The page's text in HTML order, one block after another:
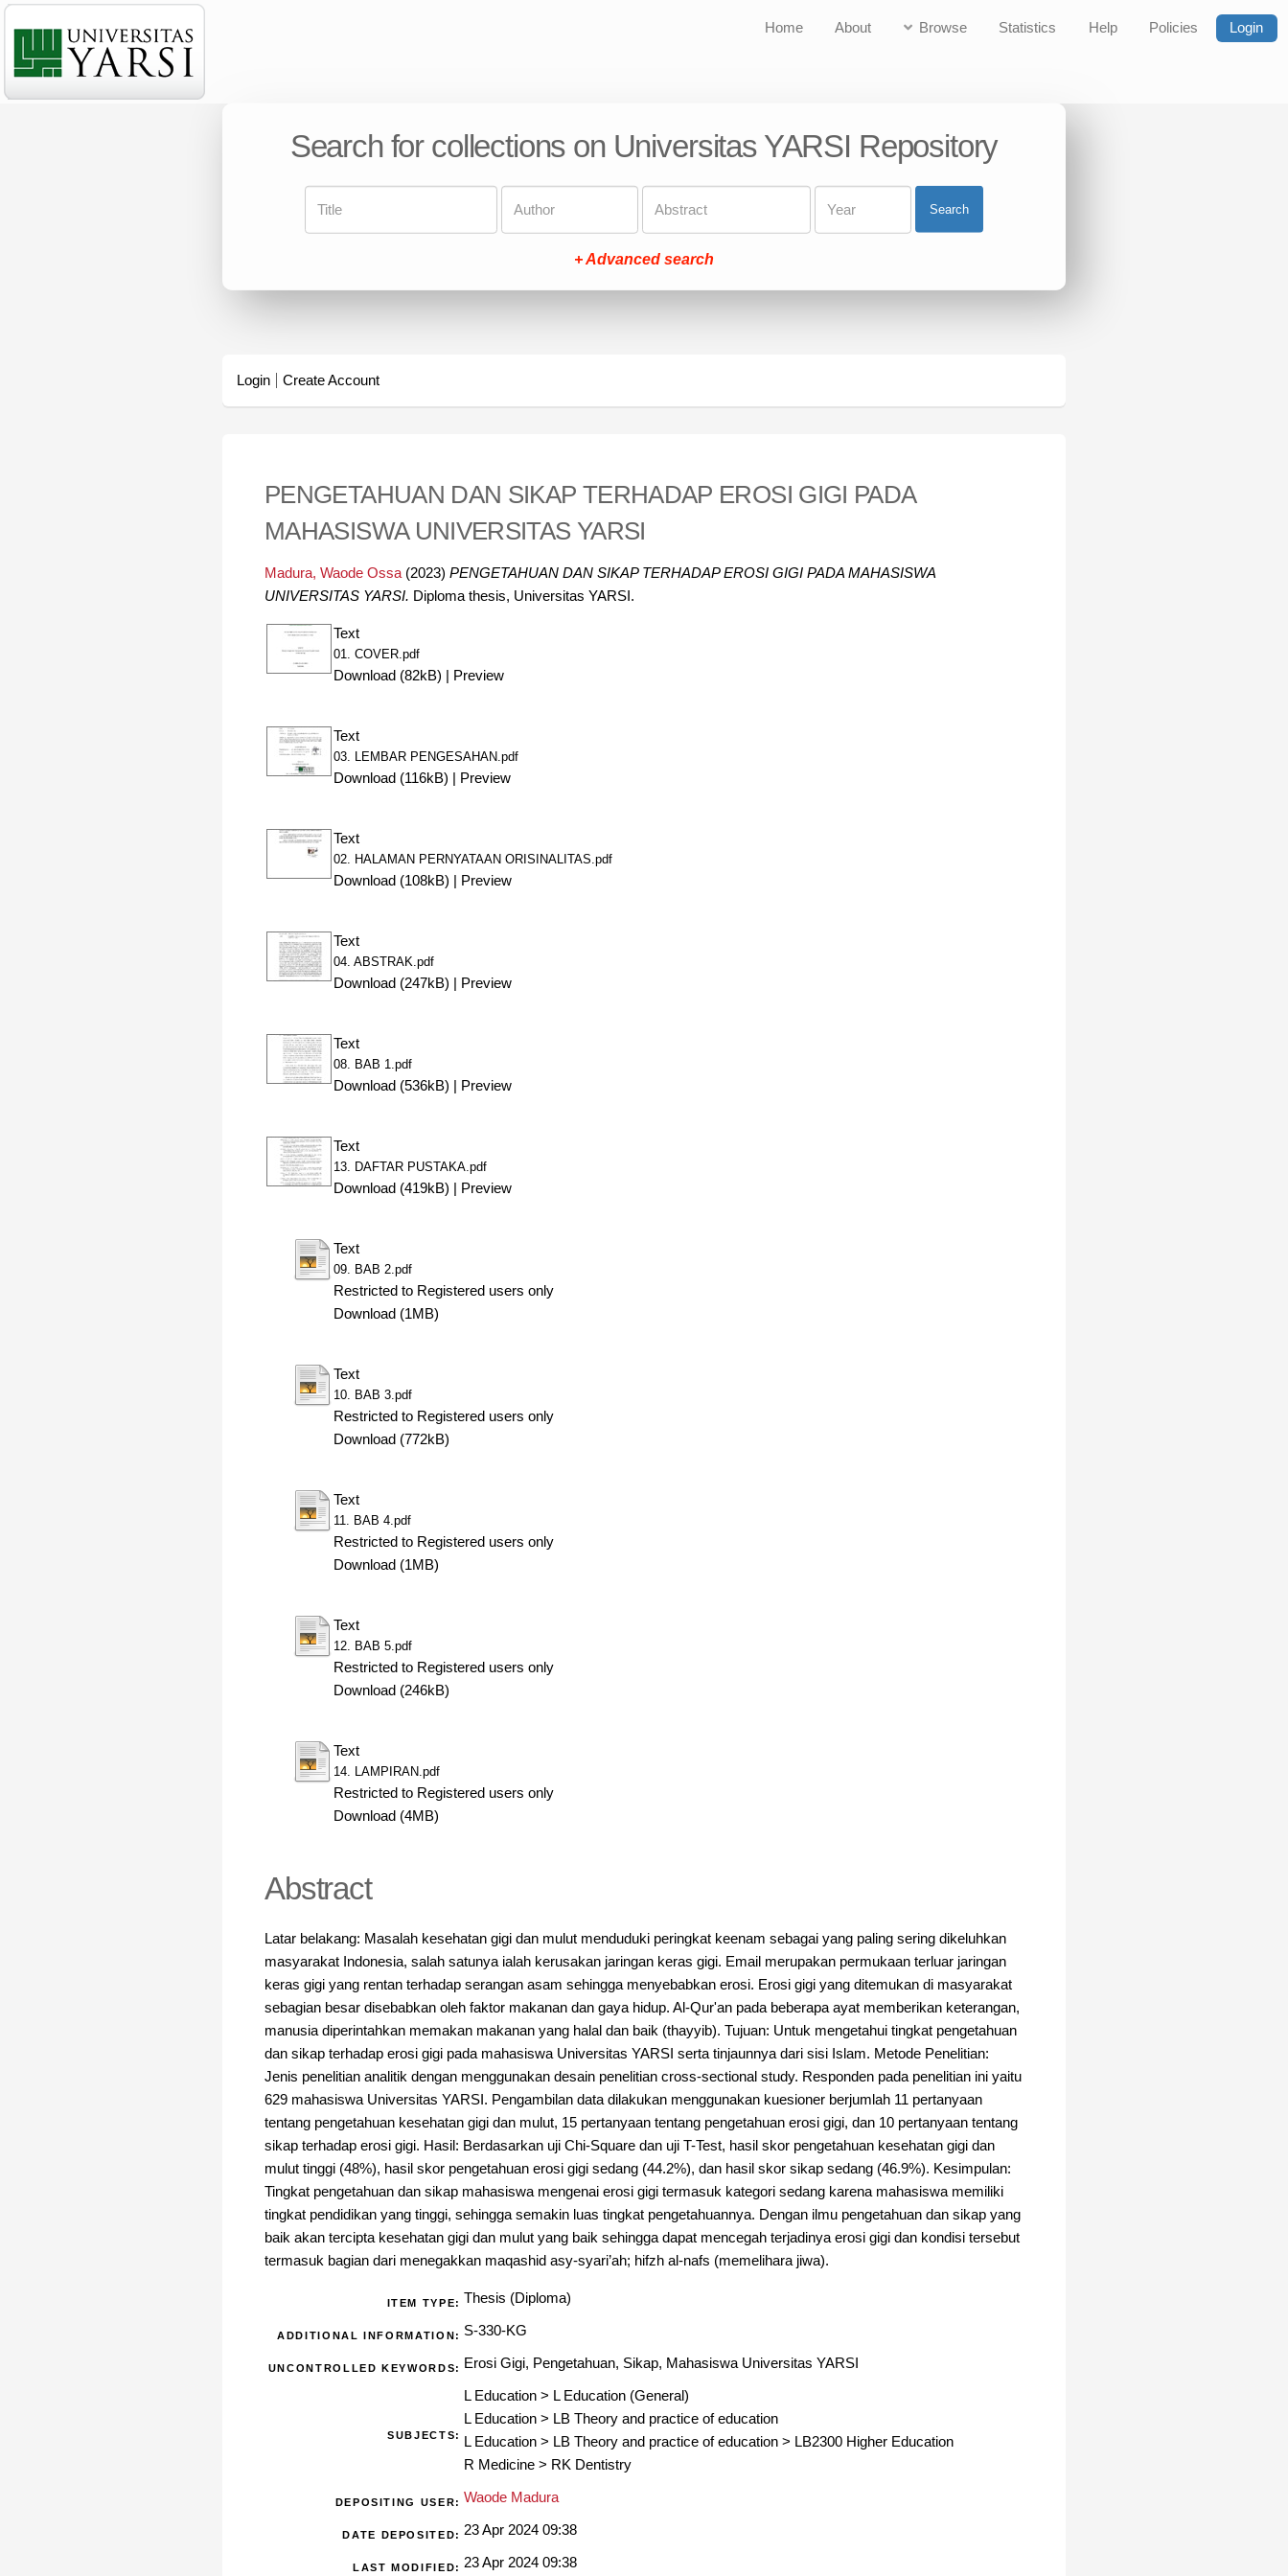
Home About Browse Statistics Help Policies Login
Search for collections on Universitas YARSI Repository
Search
+ Advanced search
Login Create Account
PENGETAHUAN DAN SIKAP TERHADAP EROSI GIGI PADA
MAHASISWA UNIVERSITAS YARSI
Madura, Waode Ossa (2023) PENGETAHUAN DAN SIKAP TERHADAP EROSI GIGI PADA MAHASISWA
UNIVERSITAS YARSI. Diploma thesis, Universitas YARSI.
Text
01. COVER.pdf
Download (82kB) Preview
Text
03. LEMBAR PENGESAHAN.pdf
Download (116kB) Preview
Text
02. HALAMAN PERNYATAAN ORISINALITAS.pdf
Download (108kB) Preview
Text
04. ABSTRAK.pdf
Download (247kB) Preview
Text
08. BAB 1.pdf
Download (536kB) Preview
Text
13. DAFTAR PUSTAKA.pdf
Download (419kB) Preview
Text
09. BAB 2.pdf
Restricted to Registered users only
Download (1MB)
Text
10. BAB 3.pdf
Restricted to Registered users only
Download (772kB)
Text
11. BAB 4.pdf
Restricted to Registered users only
Download (1MB)
Text
12. BAB 5.pdf
Restricted to Registered users only
Download (246kB)
Text
14. LAMPIRAN.pdf
Restricted to Registered users only
Download (4MB)
Abstract
Latar belakang: Masalah kesehatan gigi dan mulut menduduki peringkat keenam sebagai yang paling sering dikeluhkan
masyarakat Indonesia, salah satunya ialah kerusakan jaringan keras gigi. Email merupakan permukaan terluar jaringan
keras gigi yang rentan terhadap serangan asam sehingga menyebabkan erosi. Erosi gigi yang ditemukan di masyarakat
sebagian besar disebabkan oleh faktor makanan dan gaya hidup. Al-Qur'an pada beberapa ayat memberikan keterangan,
manusia diperintahkan memakan makanan yang halal dan baik (thayyib). Tujuan: Untuk mengetahui tingkat pengetahuan
dan sikap terhadap erosi gigi pada mahasiswa Universitas YARSI serta tinjaunnya dari sisi Islam. Metode Penelitian:
Jenis penelitian analitik dengan menggunakan desain penelitian cross-sectional study. Responden pada penelitian ini yaitu
629 mahasiswa Universitas YARSI. Pengambilan data dilakukan menggunakan kuesioner berjumlah 11 pertanyaan
tentang pengetahuan kesehatan gigi dan mulut, 15 pertanyaan tentang pengetahuan erosi gigi, dan 10 pertanyaan tentang
sikap terhadap erosi gigi. Hasil: Berdasarkan uji Chi-Square dan uji T-Test, hasil skor pengetahuan kesehatan gigi dan
mulut tinggi (48%), hasil skor pengetahuan erosi gigi sedang (44.2%), dan hasil skor sikap sedang (46.9%). Kesimpulan:
Tingkat pengetahuan dan sikap mahasiswa mengenai erosi gigi termasuk kategori sedang karena mahasiswa memiliki
tingkat pendidikan yang tinggi, sehingga semakin luas tingkat pengetahuannya. Dengan ilmu pengetahuan dan sikap yang
baik akan tercipta kesehatan gigi dan mulut yang baik sehingga dapat mencegah terjadinya erosi gigi dan kondisi tersebut
termasuk bagian dari menegakkan maqashid asy-syari’ah; hifzh al-nafs (memelihara jiwa).
ITEM TYPE: Thesis (Diploma)
ADDITIONAL INFORMATION: S-330-KG
UNCONTROLLED KEYWORDS: Erosi Gigi, Pengetahuan, Sikap, Mahasiswa Universitas YARSI
SUBJECTS:
L Education > L Education (General)
L Education > LB Theory and practice of education
L Education > LB Theory and practice of education > LB2300 Higher Education
R Medicine > RK Dentistry
DEPOSITING USER: Waode Madura
DATE DEPOSITED: 23 Apr 2024 09:38
LAST MODIFIED: 23 Apr 2024 09:38